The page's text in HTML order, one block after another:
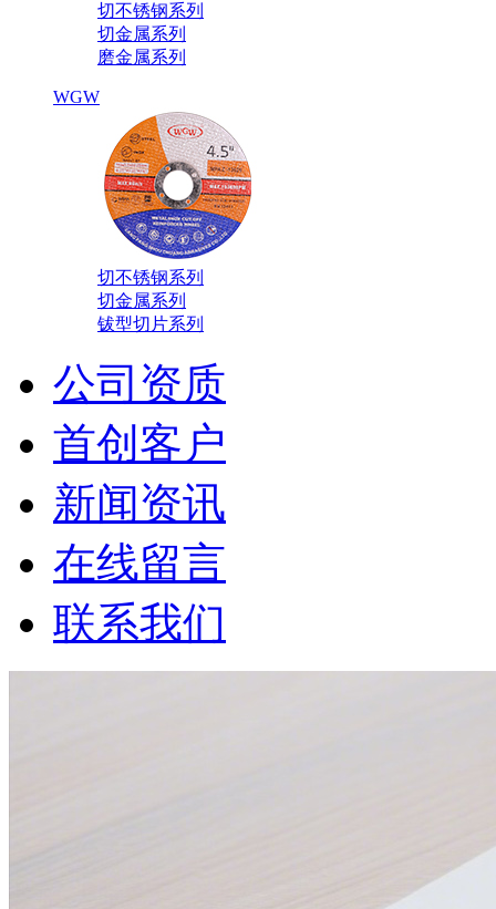
切不锈钢系列
切金属系列
磨金属系列
WGW
切不锈钢系列
切金属系列
钹型切片系列
公司资质
首创客户
新闻资讯
在线留言
联系我们